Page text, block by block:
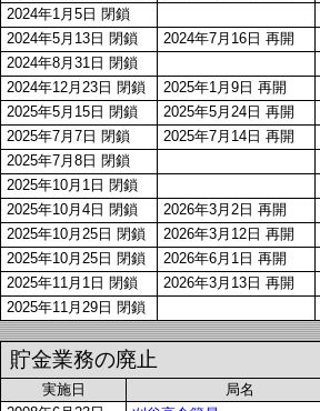
2024年1月5日 閉鎖
2024年5月13日 閉鎖
2024年7月16日 再開
2024年8月31日 閉鎖
2024年12月23日 閉鎖
2025年1月9日 再開
2025年5月15日 閉鎖
2025年5月24日 再開
2025年7月7日 閉鎖
2025年7月14日 再開
2025年7月8日 閉鎖
2025年10月1日 閉鎖
2025年10月4日 閉鎖
2026年3月2日 再開
2025年10月25日 閉鎖
2026年3月12日 再開
2025年10月25日 閉鎖
2026年6月1日 再開
2025年11月1日 閉鎖
2026年3月13日 再開
2025年11月29日 閉鎖
貯金業務の廃止
実施日
局名